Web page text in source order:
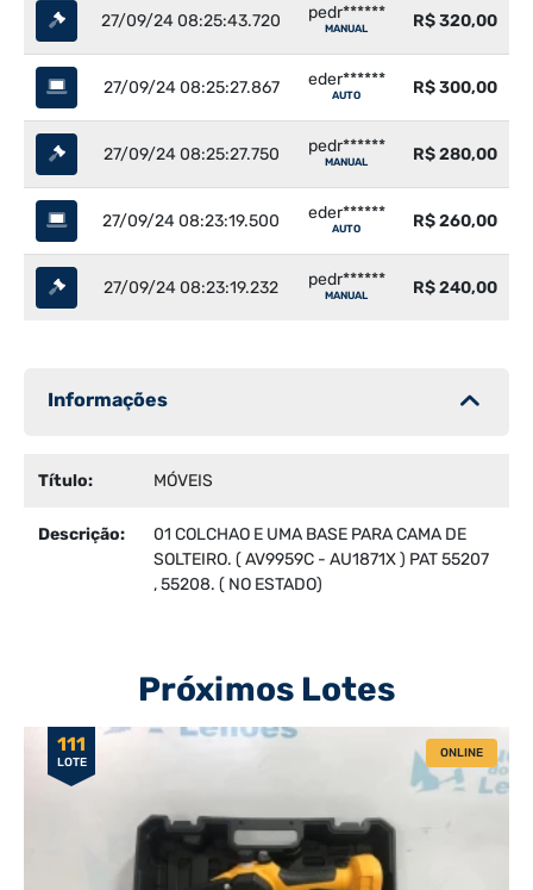
27/09/24 08:25:43.720 pedr******
MANUAL R$ 320,00
27/09/24 08:25:27.867 eder******
AUTO R$ 300,00
27/09/24 08:25:27.750 pedr******
MANUAL R$ 280,00
27/09/24 08:23:19.500 eder******
AUTO R$ 260,00
27/09/24 08:23:19.232 pedr******
MANUAL R$ 240,00
Informações
Título: MÓVEIS
Descrição:
01 COLCHAO E UMA BASE PARA CAMA DE
SOLTEIRO. ( AV9959C - AU1871X ) PAT 55207
, 55208. ( NO ESTADO)
Próximos Lotes
111
LOTE
ONLINE